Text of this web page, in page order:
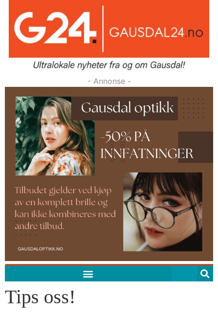
- Annonse -
Tips oss!